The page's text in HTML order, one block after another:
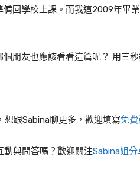
備回學校上課。而我這2009年畢
朋友也應該看看這篇呢？ 用三
想跟Sabina聊更多，歡迎填寫免
動與問答嗎？歡迎關注Sabina姐